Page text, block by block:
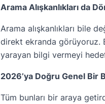
Arama Alışkanlıkları da
Arama alışkanlıkları bile
direkt ekranda görüyoruz.
yarayan bilgi vermeyi
2026’ya Doğru Genel Bir
Tüm bunları bir araya